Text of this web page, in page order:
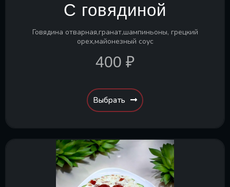
С говядиной
Говядина отварная,гранат,шампиньоны, грецкий
орех,майонезный соус
400 ₽
Выбрать